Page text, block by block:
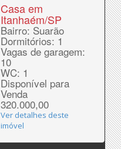
Casa em
Itanhaém/SP
Bairro: Suarão
Dormitórios: 1
Vagas de garagem:
10
WC: 1
Disponível para
Venda
320.000,00
Ver detalhes deste
imóvel